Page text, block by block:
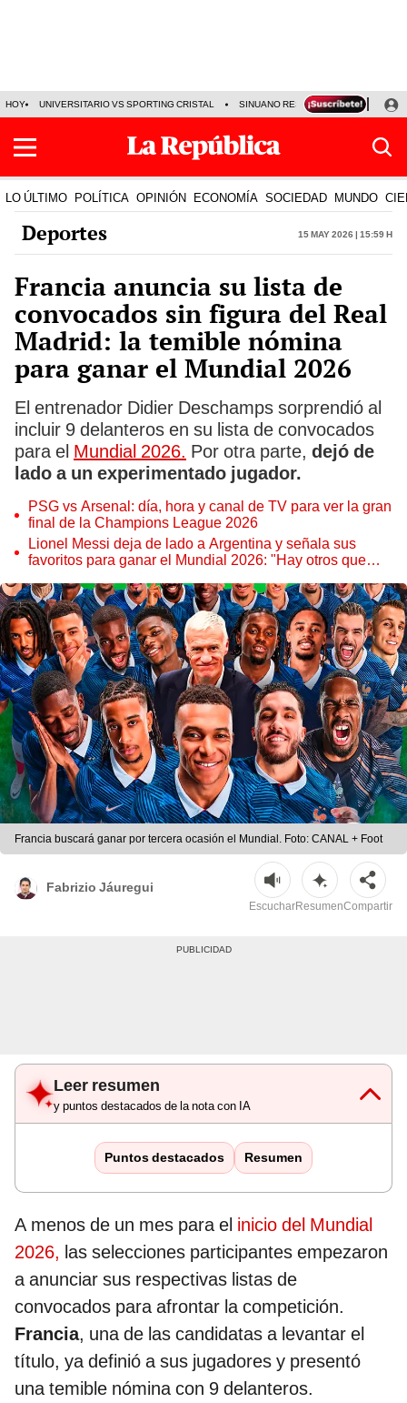
HOY UNIVERSITARIO VS SPORTING CRISTAL SINUANO RESULTADOS HOY
LO ÚLTIMO POLÍTICA OPINIÓN ECONOMÍA SOCIEDAD MUNDO
Deportes 15 May 2026 | 15:59 h
Francia anuncia su lista de
convocados sin figura del Real
Madrid: la temible nómina
para ganar el Mundial 2026
El entrenador Didier Deschamps sorprendió al
incluir 9 delanteros en su lista de convocados
para el Mundial 2026. Por otra parte, dejó de
lado a un experimentado jugador.
PSG vs Arsenal: día, hora y canal de TV para ver la gran
final de la Champions League 2026
Lionel Messi deja de lado a Argentina y señala sus
favoritos para ganar el Mundial 2026: "Hay otros que
Francia buscará ganar por tercera ocasión el Mundial. Foto: CANAL + Foot
Fabrizio Jáuregui
EscucharResumenCompartir
Leer resumen
y puntos destacados de la nota con IA
Puntos destacados Resumen
A menos de un mes para el inicio del Mundial
2026, las selecciones participantes empezaron
a anunciar sus respectivas listas de
convocados para afrontar la competición.
Francia, una de las candidatas a levantar el
título, ya definió a sus jugadores y presentó
una temible nómina con 9 delanteros.